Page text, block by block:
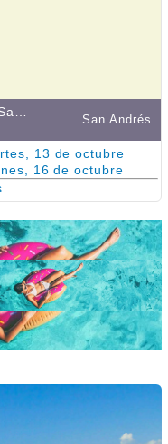
San Andrés
13 de octubre
16 de octubre